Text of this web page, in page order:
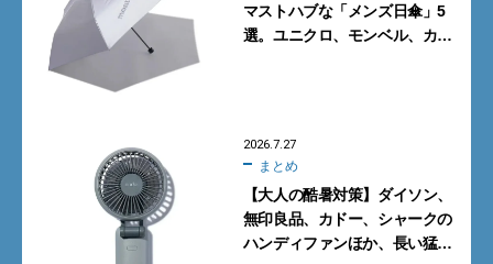
マストハブな「メンズ日傘」5
選。ユニクロ、モンベル、カリ
2026.7.27
まとめ
【大人の酷暑対策】ダイソン、
無印良品、カドー、シャークの
ハンディファンほか、長い猛暑